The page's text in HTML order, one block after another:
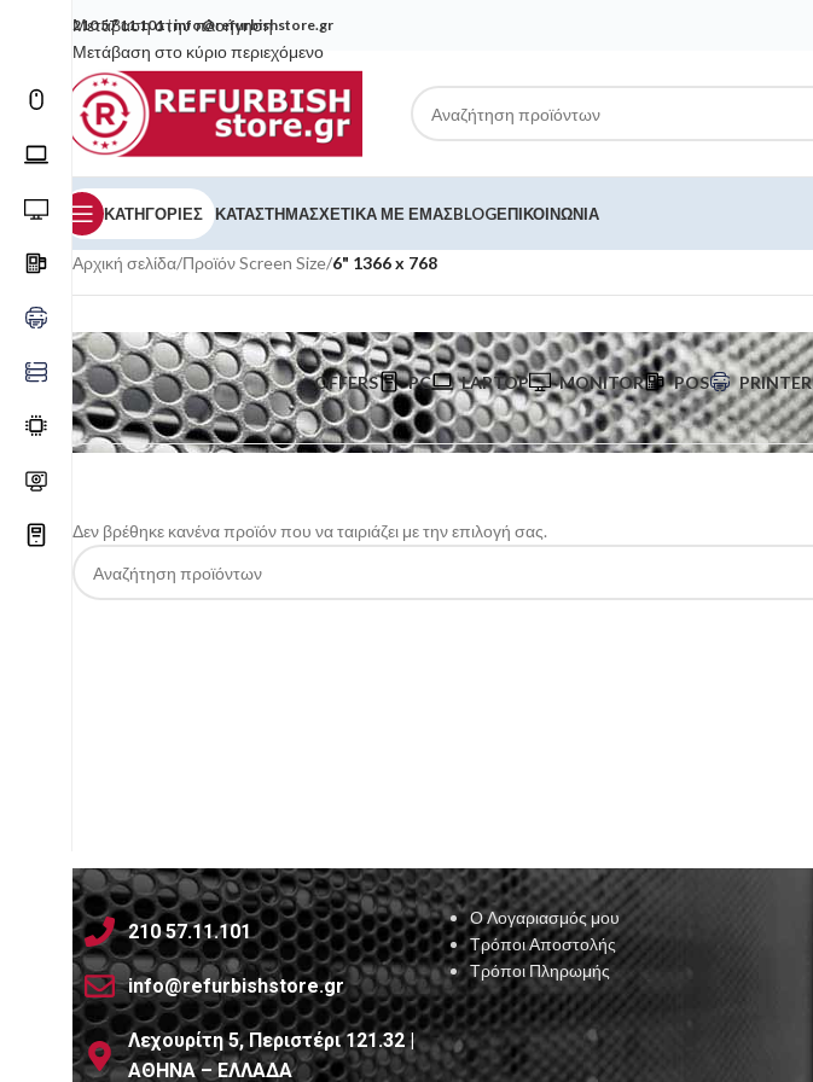
Μετάβαση στην πλοήγηση
Μετάβαση στο κύριο περιεχόμενο
Επικοινωνία
210 57 11 101|info@refurbishstore.gr
ΚΑΤΗΓΟΡΙΕΣ ΚΑΤΆΣΤΗΜΑΣΧΕΤΙΚΆ ΜΕ ΕΜΆΣBLOGΕΠΙΚΟΙΝΩΝΊΑ
Αρχική σελίδα/Προϊόν Screen Size/6" 1366 x 768
OFFERS PC LAPTOP MONITOR POS PRINTER
Δεν βρέθηκε κανένα προϊόν που να ταιριάζει με την επιλογή σας.
210 57.11.101
info@refurbishstore.gr
Λεχουρίτη 5, Περιστέρι 121.32 |
ΑΘΗΝΑ – ΕΛΛΑΔΑ
Ο Λογαριασμός μου
Τρόποι Αποστολής
Τρόποι Πληρωμής